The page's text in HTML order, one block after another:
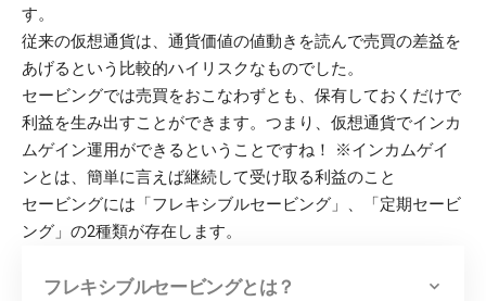
す。
従来の仮想通貨は、通貨価値の値動きを読んで売買の差益を
あげるという比較的ハイリスクなものでした。
セービングでは売買をおこなわずとも、保有しておくだけで
利益を生み出すことができます。つまり、仮想通貨でインカ
ムゲイン運用ができるということですね！ ※インカムゲイ
ンとは、簡単に言えば継続して受け取る利益のこと
セービングには「フレキシブルセービング」、「定期セービ
ング」の2種類が存在します。
フレキシブルセービングとは？